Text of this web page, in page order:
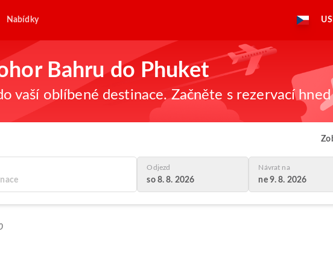
Nabídky
Bahru do Phuket
vaší oblíbené destinace. Začněte s rezervací
Odjezd
so 8. 8. 2026
Návrat na
ne 9. 8. 2026